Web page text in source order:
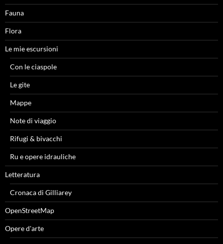
Fauna
Flora
Le mie escursioni
Con le ciaspole
Le gite
Mappe
Note di viaggio
Rifugi & bivacchi
Ru e opere idrauliche
Letteratura
Cronaca di Gilliarey
OpenStreetMap
Opere d'arte